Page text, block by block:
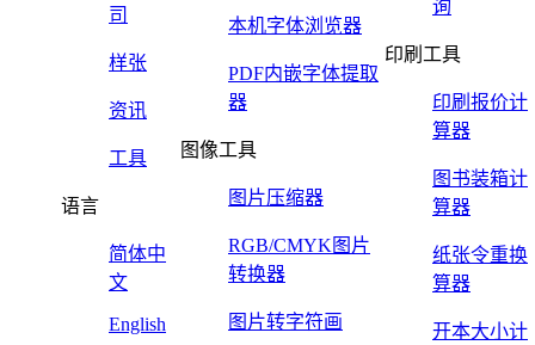
司
样张
资讯
工具
语言
简体中
文
English
本机字体浏览器
PDF内嵌字体提取
器
图像工具
图片压缩器
RGB/CMYK图片
转换器
图片转字符画
询
印刷工具
印刷报价计
算器
图书装箱计
算器
纸张令重换
算器
开本大小计